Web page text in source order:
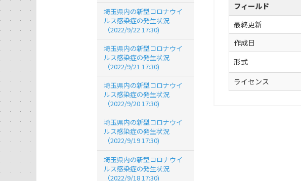
フィールド
最終更新
作成日
形式
ライセンス
埼玉県内の新型コロナウイ
ルス感染症の発生状況
（2022/9/22 17:30)
埼玉県内の新型コロナウイ
ルス感染症の発生状況
（2022/9/21 17:30)
埼玉県内の新型コロナウイ
ルス感染症の発生状況
（2022/9/20 17:30)
埼玉県内の新型コロナウイ
ルス感染症の発生状況
（2022/9/19 17:30)
埼玉県内の新型コロナウイ
ルス感染症の発生状況
（2022/9/18 17:30)